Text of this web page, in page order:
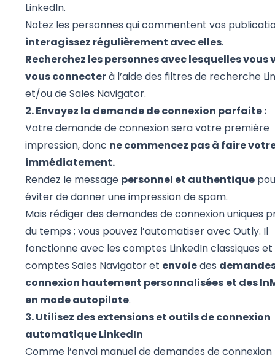
LinkedIn.
Notez les personnes qui commentent vos
interagissez régulièrement avec elles.
Recherchez les personnes avec lesquelles vous
vous connecterà l’aide des filtres de recherche
et/ou de Sales Navigator.
2. Envoyez la demande de connexion parfaite :
Votre demande de connexion sera votre première
impression, donc ne commencez pas à faire
immédiatement.
Rendez le message personnel et authentique
éviter de donner une impression de spam.
Mais rédiger des demandes de connexion uniques
du temps ; vous pouvez l’automatiser avec Outly. Il
fonctionne avec les comptes LinkedIn classiques et
comptes Sales Navigator et envoiedes
connexion hautement personnalisées et des
en mode autopilote.
3. Utilisez des extensions et outils de connexion
automatique LinkedIn
Comme l’envoi manuel de demandes de